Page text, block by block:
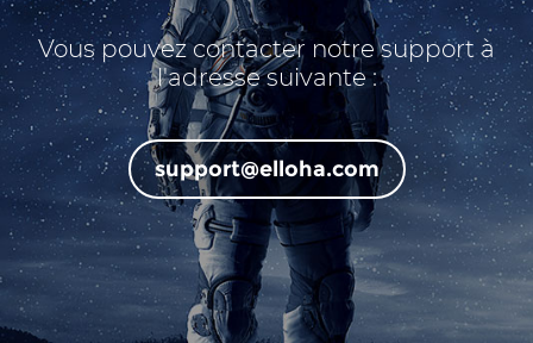
Vous pouvez contacter notre support à
l'adresse suivante :
support@elloha.com